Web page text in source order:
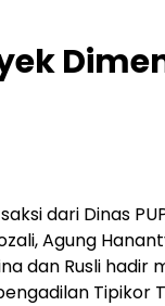
dari Dinas
Agung
dan Rusli
Tipikor